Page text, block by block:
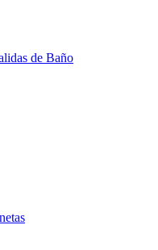
de Baño